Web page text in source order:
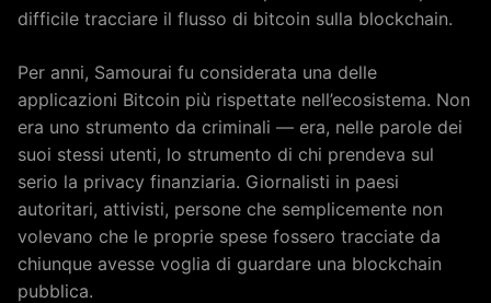
difficile tracciare il flusso di bitcoin sulla blockchain.
Per anni, Samourai fu considerata una delle
applicazioni Bitcoin più rispettate nell’ecosistema. Non
era uno strumento da criminali — era, nelle parole dei
suoi stessi utenti, lo strumento di chi prendeva sul
serio la privacy finanziaria. Giornalisti in paesi
autoritari, attivisti, persone che semplicemente non
volevano che le proprie spese fossero tracciate da
chiunque avesse voglia di guardare una blockchain
pubblica.